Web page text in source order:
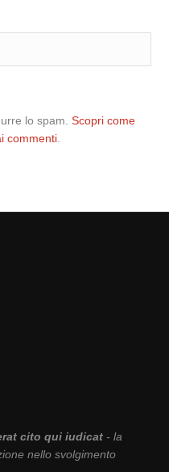
lo spam.Scopri come
commenti
cito qui iudicat- la
nello svolgimento